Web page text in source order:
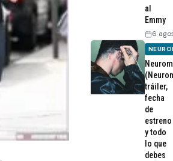
al
Emmy
6
tráiler,
fecha
de
estreno
y todo
lo que
debes